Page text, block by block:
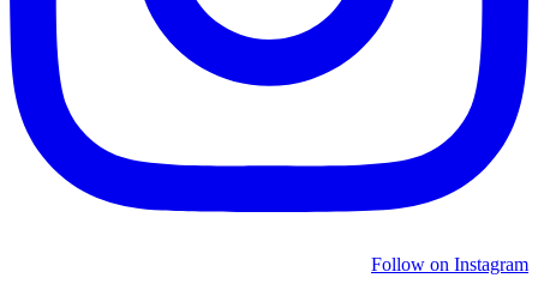
Follow on Instagram